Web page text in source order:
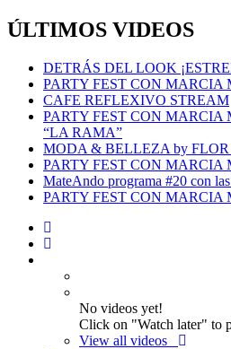
ÚLTIMOS VIDEOS
DETRÁS DEL LOOK
PARTY FEST CON MARCIA
CAFE REFLEXIVO STREAM
PARTY FEST CON
“LA RAMA”
MODA & BELLEZA by FLOR
PARTY FEST CON MARCIA
MateAndo programa #20 con
PARTY FEST CON MARCIA
No videos yet!
Click on "Watch later" to
View all videos